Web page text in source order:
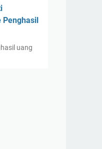
Penghasil
uang